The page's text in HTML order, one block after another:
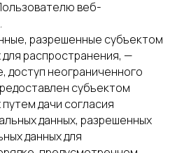
веб-
разрешенные субъектом
распространения, —
доступ неограниченного
субъектом
дачи согласия
данных, разрешенных
данных для